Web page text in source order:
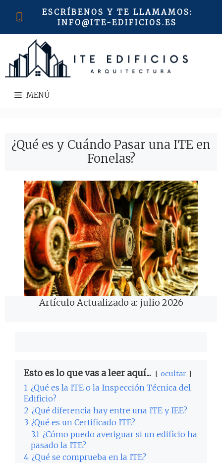
ESCRÍBENOS Y TE LLAMAMOS:
INFO@ITE-EDIFICIOS.ES
MENÚ
¿Qué es y Cuándo Pasar una ITE en
Fonelas?
Artículo Actualizado a: julio 2026
Esto es lo que vas a leer aquí... ocultar
1 ¿Qué es la ITE o la Inspección Técnica del
Edificio?
2 ¿Qué diferencia hay entre una ITE y IEE?
3 ¿Qué es un Certificado ITE?
3.1 ¿Cómo puedo averiguar si un edificio ha
pasado la ITE?
4 ¿Qué se comprueba en la ITE?